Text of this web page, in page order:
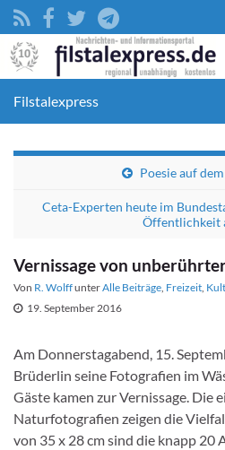
Filstalexpress
Poesie auf
Ceta-Experten heute im
Öffentlichkeit
Vernissage von
Von R. WolffunterAlle Beiträge, Freizeit,
19. September 2016
Am Donnerstagabend, 15.
Brüderlin seine Fotografien im
Gäste kamen zur Vernissage. Die
Naturfotografien zeigen die
von 35 x 28 cm sind die knapp 20